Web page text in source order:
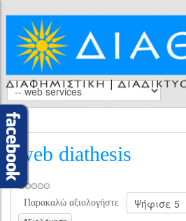
web diathesis
Παρακαλώ αξιολογήστε